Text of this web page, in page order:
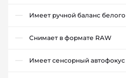
Имеет ручной баланс белого
Снимает в формате RAW
Имеет сенсорный автофокус